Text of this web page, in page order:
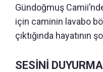
Gündoğmuş
için caminin lavabo
çıktığında hayatının
SESİNİ